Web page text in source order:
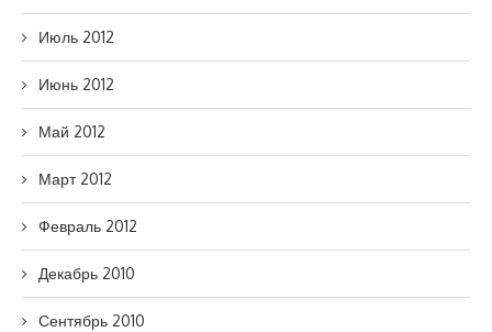
Июль 2012
Июнь 2012
Май 2012
Март 2012
Февраль 2012
Декабрь 2010
Сентябрь 2010